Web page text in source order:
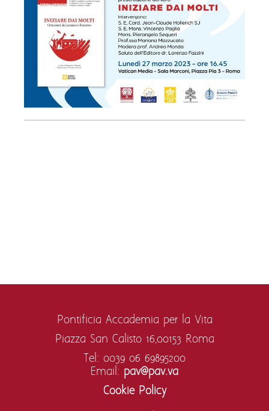
Pontificia Accademia per la Vita
Piazza San Calisto 16,00153 Roma
Tel: 0039 06 69895200
Email: pav@pav.va
Cookie Policy